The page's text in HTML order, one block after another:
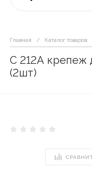
Главная / Каталог товаров
C 212А крепеж
(2шт)